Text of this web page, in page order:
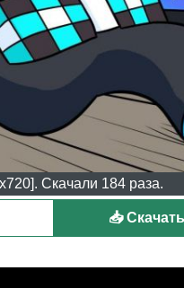
Скачали 184 раза.
📥 Скачать